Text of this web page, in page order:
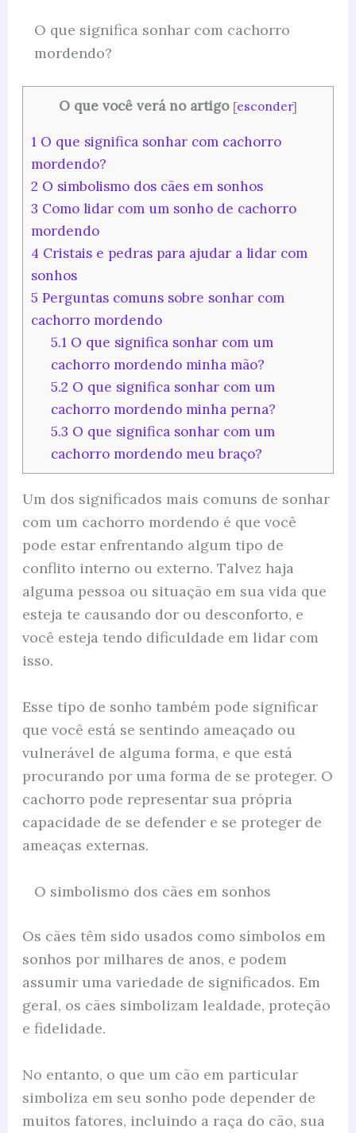
O que significa sonhar com cachorro
mordendo?
O que você verá no artigo [esconder]
1O que significa sonhar com cachorro
mordendo?
2 O simbolismo dos cães em sonhos
3 Como lidar com um sonho de cachorro
mordendo
4 Cristais e pedras para ajudar a lidar com
sonhos
5 Perguntas comuns sobre sonhar com
cachorro mordendo
5.1 O que significa sonhar com um
cachorro mordendo minha mão?
5.2 O que significa sonhar com um
cachorro mordendo minha perna?
5.3 O que significa sonhar com um
cachorro mordendo meu braço?
Um dos significados mais comuns de sonhar
com um cachorro mordendo é que você
pode estar enfrentando algum tipo de
conflito interno ou externo. Talvez haja
alguma pessoa ou situação em sua vida que
esteja te causando dor ou desconforto, e
você esteja tendo dificuldade em lidar com
isso.
Esse tipo de sonho também pode significar
que você está se sentindo ameaçado ou
vulnerável de alguma forma, e que está
procurando por uma forma de se proteger. O
cachorro pode representar sua própria
capacidade de se defender e se proteger de
ameaças externas.
O simbolismo dos cães em sonhos
Os cães têm sido usados como símbolos em
sonhos por milhares de anos, e podem
assumir uma variedade de significados. Em
geral, os cães simbolizam lealdade, proteção
e fidelidade.
No entanto, o que um cão em particular
simboliza em seu sonho pode depender de
muitos fatores, incluindo a raça do cão, sua